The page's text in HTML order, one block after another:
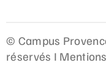
© Campus
réservés I